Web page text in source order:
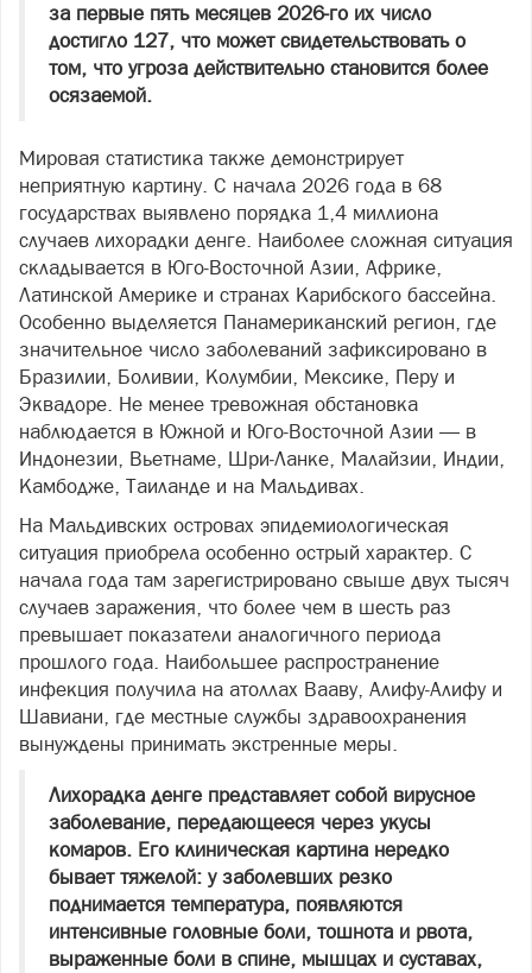
за первые пять месяцев 2026‑го их число
достигло 127, что может свидетельствовать о
том, что угроза действительно становится более
осязаемой.
Мировая статистика также демонстрирует
неприятную картину. С начала 2026 года в 68
государствах выявлено порядка 1,4 миллиона
случаев лихорадки денге. Наиболее сложная ситуация
складывается в Юго‑Восточной Азии, Африке,
Латинской Америке и странах Карибского бассейна.
Особенно выделяется Панамериканский регион, где
значительное число заболеваний зафиксировано в
Бразилии, Боливии, Колумбии, Мексике, Перу и
Эквадоре. Не менее тревожная обстановка
наблюдается в Южной и Юго‑Восточной Азии — в
Индонезии, Вьетнаме, Шри‑Ланке, Малайзии, Индии,
Камбодже, Таиланде и на Мальдивах.
На Мальдивских островах эпидемиологическая
ситуация приобрела особенно острый характер. С
начала года там зарегистрировано свыше двух тысяч
случаев заражения, что более чем в шесть раз
превышает показатели аналогичного периода
прошлого года. Наибольшее распространение
инфекция получила на атоллах Вааву, Алифу‑Алифу и
Шавиани, где местные службы здравоохранения
вынуждены принимать экстренные меры.
Лихорадка денге представляет собой вирусное
заболевание, передающееся через укусы
комаров. Его клиническая картина нередко
бывает тяжелой: у заболевших резко
поднимается температура, появляются
интенсивные головные боли, тошнота и рвота,
выраженные боли в спине, мышцах и суставах,